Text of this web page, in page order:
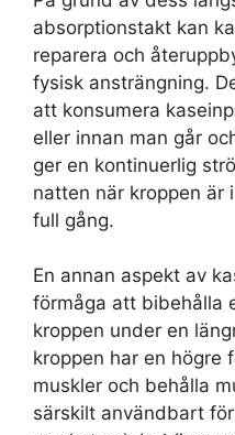
absorptionstakt kan
reparera och
fysisk ansträngning.
att konsumera
eller innan man går
ger en kontinuerlig
natten när kroppen är
full gång.
En annan aspekt av
förmåga att bibehålla
kroppen under en
kroppen har en högre
muskler och behålla
särskilt användbart